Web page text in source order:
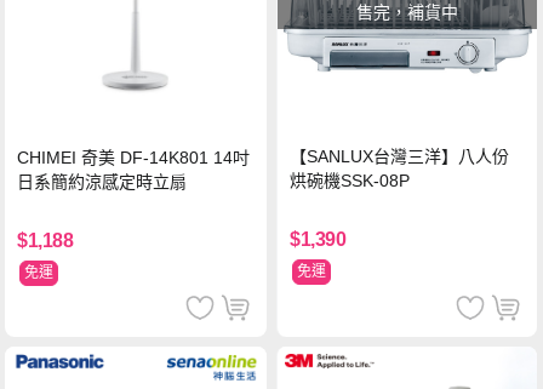
CHIMEI 奇美 DF-14K801 14吋
日系簡約涼感定時立扇
$1,188
免運
售完，補貨中
【SANLUX台灣三洋】八人份
烘碗機SSK-08P
$1,390
免運